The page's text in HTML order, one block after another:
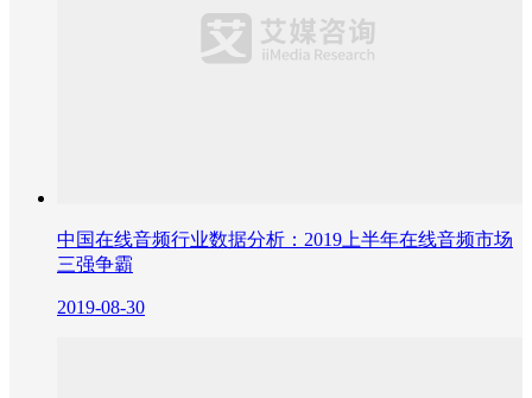
中国在线音频行业数据分析：2019上半年在线音频市场
三强争霸
2019-08-30